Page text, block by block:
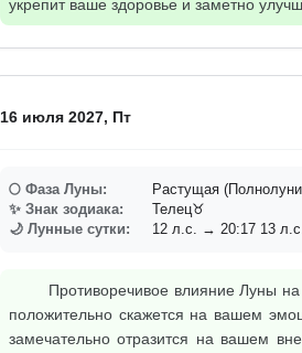
укрепит ваше здоровье и заметно
16 июля 2027, Пт
🌕 Фаза Луны:
Растущая
✨ Знак зодиака:
Телец♉
🌙 Лунные сутки:
12 л.с. → 20:17 13
Противоречивое влияние Луны
положительно скажется на вашем
замечательно отразится на вашем